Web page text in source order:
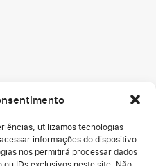
utilizamos tecnologias
informações do dispositivo.
nos permitirá processar dados